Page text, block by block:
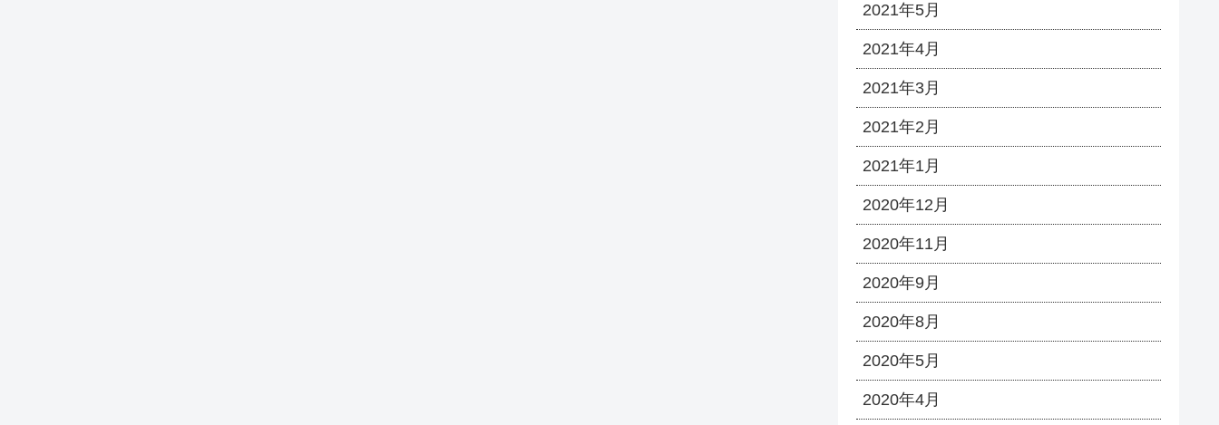
2021年5月
2021年4月
2021年3月
2021年2月
2021年1月
2020年12月
2020年11月
2020年9月
2020年8月
2020年5月
2020年4月